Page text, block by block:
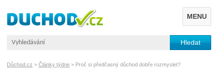
MENU
Důchod.cz > Články týdne > Proč si předčasný důchod dobře rozmyslet?